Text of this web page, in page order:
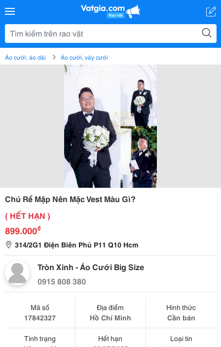
Áo cưới, áo dài Áo cưới, váy cưới
Chú Rể Mập Nên Mặc Vest Màu Gì?
( HẾT HẠN )
899.000₫
314/2G1 Điện Biên Phủ P11 Q10 Hcm
Tròn Xinh - Áo Cưới Big Size
0915 808 380
Mã số
17842327
Địa điểm
Hồ Chí Minh
Hình thức
Cần bán
Tình trạng
Hết hạn
Loại tin